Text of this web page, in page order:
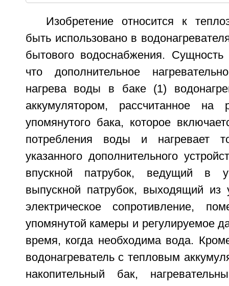
Изобретение относится к
быть использовано в
бытового водоснабжения.
что дополнительное
нагрева воды в баке (1)
аккумулятором, рассчитанное на
упомянутого бака, которое
потребления воды и нагревает
указанного дополнительного
впускной патрубок, ведущий в
выпускной патрубок, выходящий из
электрическое сопротивление,
упомянутой камеры и регулируемое
время, когда необходима вода.
водонагреватель с тепловым
накопительный бак,